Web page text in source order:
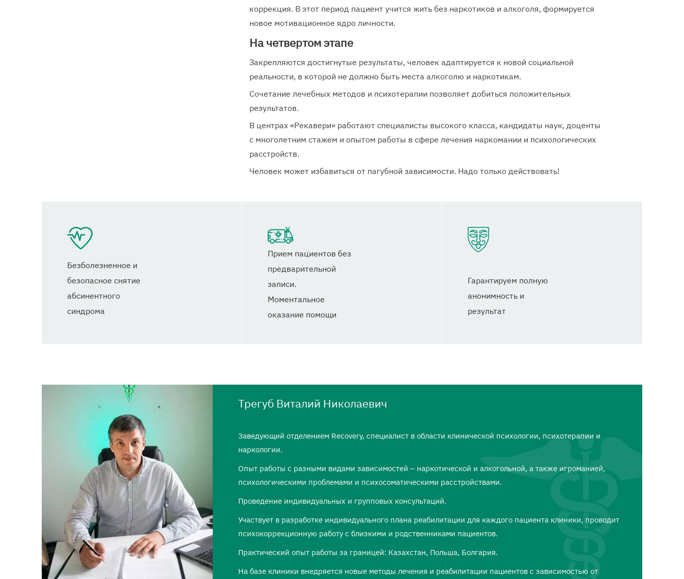
коррекция. В этот период пациент учится жить без наркотиков и алкоголя, формируется
новое мотивационное ядро личности.
На четвертом этапе
Закрепляются достигнутые результаты, человек адаптируется к новой социальной
реальности, в которой не должно быть места алкоголю и наркотикам.
Сочетание лечебных методов и психотерапии позволяет добиться положительных
результатов.
В центрах «Рекавери» работают специалисты высокого класса, кандидаты наук, доценты
с многолетним стажем и опытом работы в сфере лечения наркомании и психологических
расстройств.
Человек может избавиться от пагубной зависимости. Надо только действовать!
Безболезненное и
безопасное снятие
абсинентного
синдрома
Прием пациентов без
предварительной
записи.
Моментальное
оказание помощи
Гарантируем полную
анонимность и
результат
Трегуб Виталий Николаевич
Заведующий отделением Recovery, специалист в области клинической психологии, психотерапии и
наркологии.
Опыт работы с разными видами зависимостей – наркотической и алкогольной, а также игроманией,
психологическими проблемами и психосоматическими расстройствами.
Проведение индивидуальных и групповых консультаций.
Участвует в разработке индивидуального плана реабилитации для каждого пациента клиники, проводит
психокоррекционную работу с близкими и родственниками пациентов.
Практический опыт работы за границей: Казахстан, Польша, Болгария.
На базе клиники внедряется новые методы лечения и реабилитации пациентов с зависимостью от